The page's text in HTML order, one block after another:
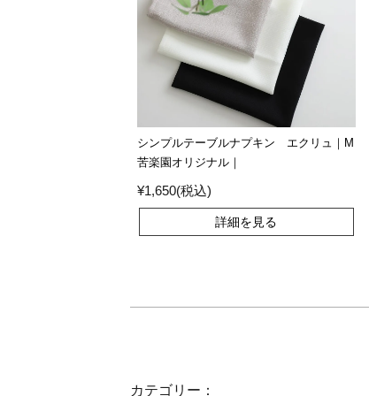
シンプルテーブルナプキン エクリュ｜M
苦楽園オリジナル｜
¥1,650(税込)
詳細を見る
カテゴリー：